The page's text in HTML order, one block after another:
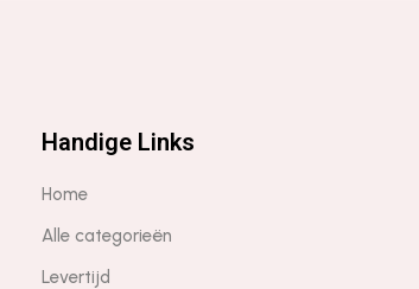
Handige Links
Home
Alle categorieën
Levertijd